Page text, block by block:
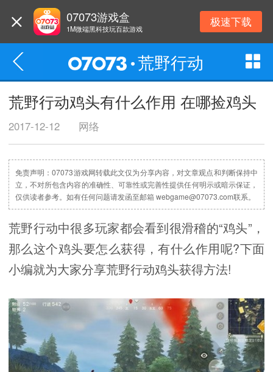
07073游戏盒
1M微端黑科技玩百款游戏 极速下载
荒野行动
荒野行动鸡头有什么作用 在哪捡鸡头
2017-12-12 网络
免责声明：07073游戏网转载此文仅为分享内容，对文章观点和判断保持中
立，不对所包含内容的准确性、可靠性或完善性提供任何明示或暗示保证，
仅供读者参考。如有任何问题请发函至邮箱 webgame@07073.com联系。
荒野行动中很多玩家都会看到很滑稽的“鸡头”，
那么这个鸡头要怎么获得，有什么作用呢?下面
小编就为大家分享荒野行动鸡头获得方法!